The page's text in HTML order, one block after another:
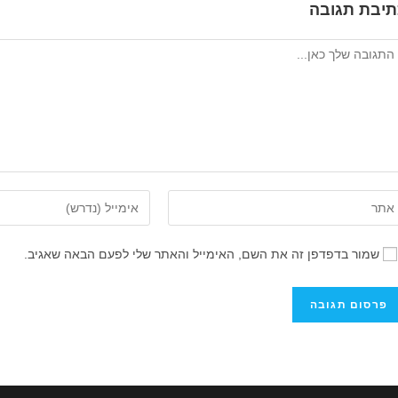
תגובה
את
שמור בדפדפן זה את השם, האימייל והאתר שלי לפעם הבאה שאגיב.